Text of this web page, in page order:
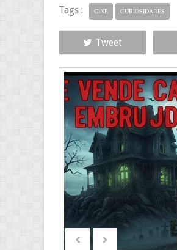
Tags : CINE CURIOSIDADES
Tweet